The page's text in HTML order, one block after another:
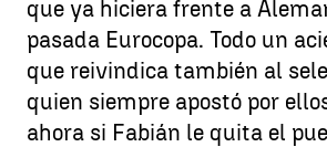
que ya hiciera frente a
pasada Eurocopa. Todo un
que reivindica también al
quien siempre apostó por
ahora si Fabián le quita el